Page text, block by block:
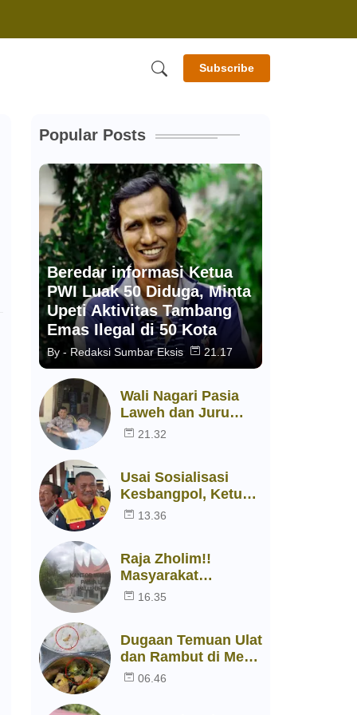
Subscribe
Popular Posts
Beredar informasi Ketua
PWI Luak 50 Diduga, Minta
Upeti Aktivitas Tambang
Emas Ilegal di 50 Kota
By - Redaksi Sumbar Eksis 21.17
Wali Nagari Pasia
Laweh dan Juru
Kutip Pasar Palupuh
21.32
Usai Sosialisasi
Kesbangpol, Ketua
RGAN Limapuluh
Pemerintah
13.36
Raja Zholim!!
Masyarakat
Kelaparan, Diduga
Untuk Keperluan
Lain
16.35
Dugaan Temuan Ulat
dan Rambut di Menu
MBG, SPPG Palupuh
06.46